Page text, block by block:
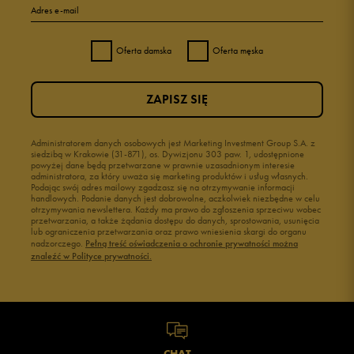
Adres e-mail
Oferta damska Oferta męska
Administratorem danych osobowych jest Marketing Investment Group S.A. z
siedzibą w Krakowie (31-871), os. Dywizjonu 303 paw. 1, udostępnione
powyżej dane będą przetwarzane w prawnie uzasadnionym interesie
administratora, za który uważa się marketing produktów i usług własnych.
Podając swój adres mailowy zgadzasz się na otrzymywanie informacji
handlowych. Podanie danych jest dobrowolne, aczkolwiek niezbędne w celu
otrzymywania newslettera. Każdy ma prawo do zgłoszenia sprzeciwu wobec
przetwarzania, a także żądania dostępu do danych, sprostowania, usunięcia
lub ograniczenia przetwarzania oraz prawo wniesienia skargi do organu
nadzorczego. Pełną treść oświadczenia o ochronie prywatności można
znaleźć w Polityce prywatności.
ZAPISZ SIĘ